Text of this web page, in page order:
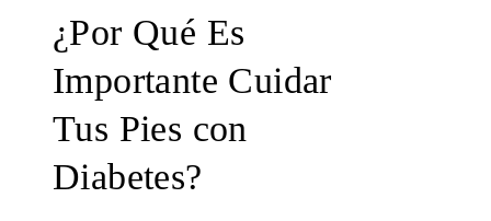
¿Por Qué Es
Importante Cuidar
Tus Pies con
Diabetes?